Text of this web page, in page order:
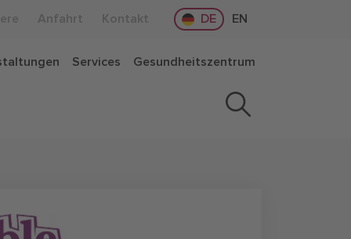
Anfahrt Kontakt DE EN
Services Gesundheitszentrum